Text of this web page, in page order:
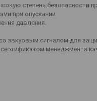
степень безопасности
при опускании.
давления.
звкуовым сигналом для
менеджмента